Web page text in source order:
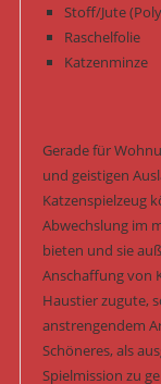
Stoff/Jute
Raschelfolie
Katzenminze
Gerade für
und geistigen
Katzenspielzeug
Abwechslung im
bieten und sie
Anschaffung von
Haustier zugute,
anstrengendem
Schöneres, als
Spielmission zu